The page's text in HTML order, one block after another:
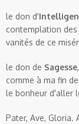
le don d'
contemplation
vanités de ce
le don de Sagesse
comme à ma fin
le bonheur d'aller
Pater, Ave, Gloria.